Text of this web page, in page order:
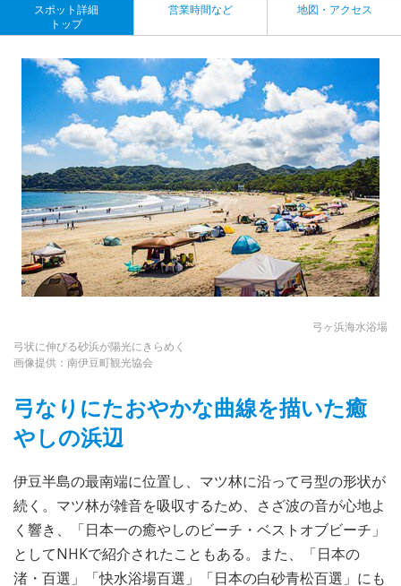
スポット詳細
トップ
営業時間など 地図・アクセス
弓ヶ浜海水浴場
弓状に伸びる砂浜が陽光にきらめく
画像提供：南伊豆町観光協会
弓なりにたおやかな曲線を描いた癒
やしの浜辺
伊豆半島の最南端に位置し、マツ林に沿って弓型の形状が
続く。マツ林が雑音を吸収するため、さざ波の音が心地よ
く響き、「日本一の癒やしのビーチ・ベストオブビーチ」
としてNHKで紹介されたこともある。また、「日本の
渚・百選」「快水浴場百選」「日本の白砂青松百選」にも